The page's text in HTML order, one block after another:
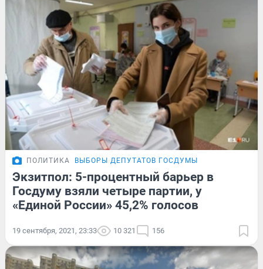
ПОЛИТИКА ВЫБОРЫ ДЕПУТАТОВ ГОСДУМЫ
Экзитпол: 5-процентный барьер в
Госдуму взяли четыре партии, у
«Единой России» 45,2% голосов
19 сентября, 2021, 23:33 10 321 156